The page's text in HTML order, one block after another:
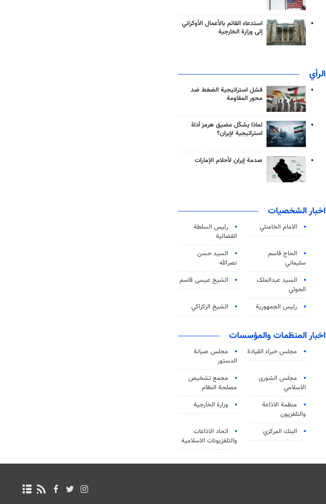
استدعاء القائم بالأعمال الأوكراني
إلى وزارة الخارجية
الرأي
فشل استراتيجية الضغط ضد
محور المقاومة
لماذا يشكّل مضيق هرمز أداة
استراتيجية لإيران؟
صدمة إيران لأحلام الإمارات
اخبار الشخصيات
الامام الخامنئي
رئیس السلطة
القضائیة
الحاج قاسم
سليماني
السيد حسن
نصرالله
السید عبدالملک
الحوثي
الشيخ عيسى قاسم
رئيس الجمهورية الشيخ الزكزاكي
اخبار المنظمات والمؤسسات
مجلس خبراء القيادة
مجلس صيانة
الدستور
مجلس الشورى
الاسلامي
مجمع تشخيص
مصلحة النظام
منظمة الاذاعة
والتلفزیون
وزارة الخارجية
البنك المركزي
اتحاد الاذاعات
والتلفزيونات الاسلامية